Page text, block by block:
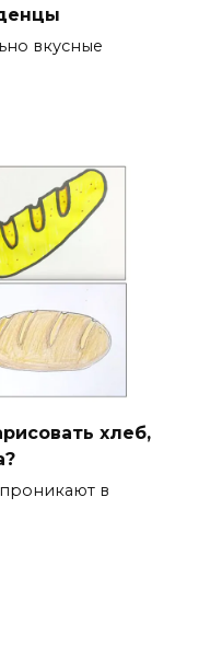
вкусные
хлеб,
в